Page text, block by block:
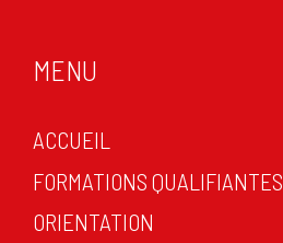
MENU
ACCUEIL
FORMATIONS QUALIFIANTES
ORIENTATION